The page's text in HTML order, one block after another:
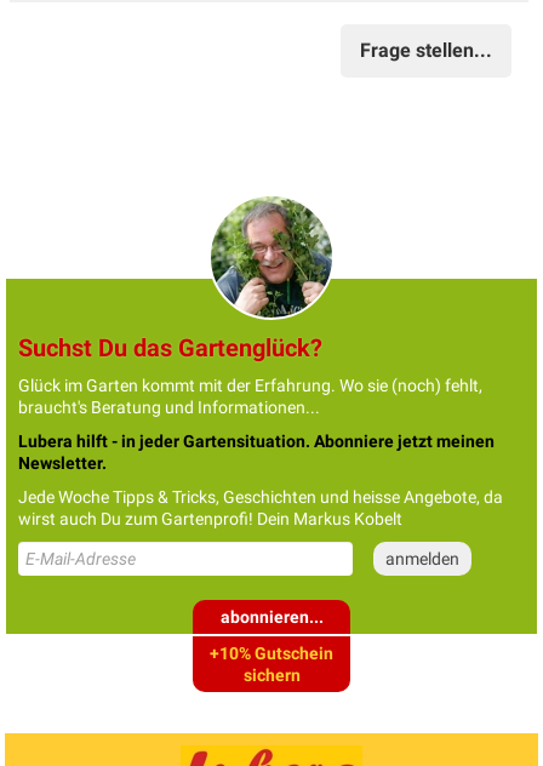
Frage stellen...
Suchst Du das Gartenglück?
Glück im Garten kommt mit der Erfahrung. Wo sie (noch) fehlt,
braucht's Beratung und Informationen...
Lubera hilft - in jeder Gartensituation. Abonniere jetzt meinen
Newsletter.
Jede Woche Tipps & Tricks, Geschichten und heisse Angebote, da
wirst auch Du zum Gartenprofi! Dein Markus Kobelt
abonnieren...
+10% Gutschein
sichern